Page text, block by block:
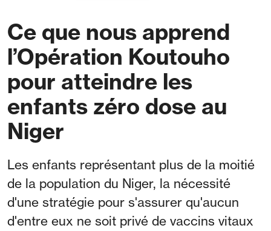
Ce que nous apprend
l’Opération Koutouho
pour atteindre les
enfants zéro dose au
Niger
Les enfants représentant plus de la moitié
de la population du Niger, la nécessité
d'une stratégie pour s'assurer qu'aucun
d'entre eux ne soit privé de vaccins vitaux